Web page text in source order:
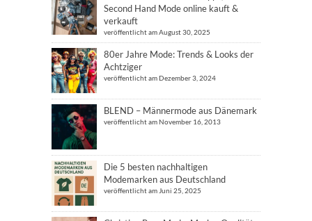
Second Hand Mode online kauft &
verkauft
veröffentlicht am August 30, 2025
80er Jahre Mode: Trends & Looks der
Achtziger
veröffentlicht am Dezember 3, 2024
BLEND – Männermode aus Dänemark
veröffentlicht am November 16, 2013
Die 5 besten nachhaltigen
Modemarken aus Deutschland
veröffentlicht am Juni 25, 2025